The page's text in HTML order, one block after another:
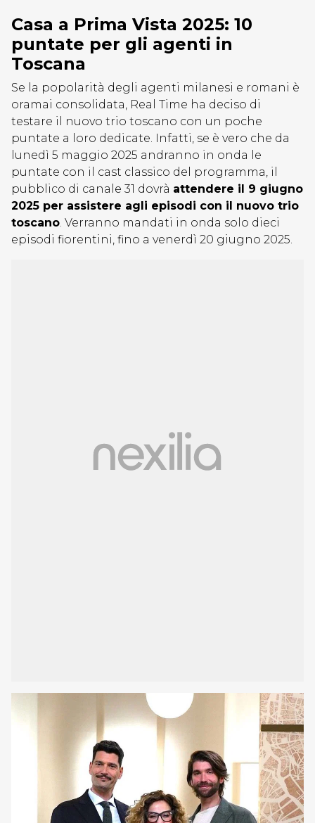
Casa a Prima Vista 2025: 10
puntate per gli agenti in
Toscana
Se la popolarità degli agenti milanesi e romani è
oramai consolidata, Real Time ha deciso di
testare il nuovo trio toscano con un poche
puntate a loro dedicate. Infatti, se è vero che da
lunedì 5 maggio 2025 andranno in onda le
puntate con il cast classico del programma, il
pubblico di canale 31 dovrà attendere il 9 giugno
2025 per assistere agli episodi con il nuovo trio
toscano. Verranno mandati in onda solo dieci
episodi fiorentini, fino a venerdì 20 giugno 2025.